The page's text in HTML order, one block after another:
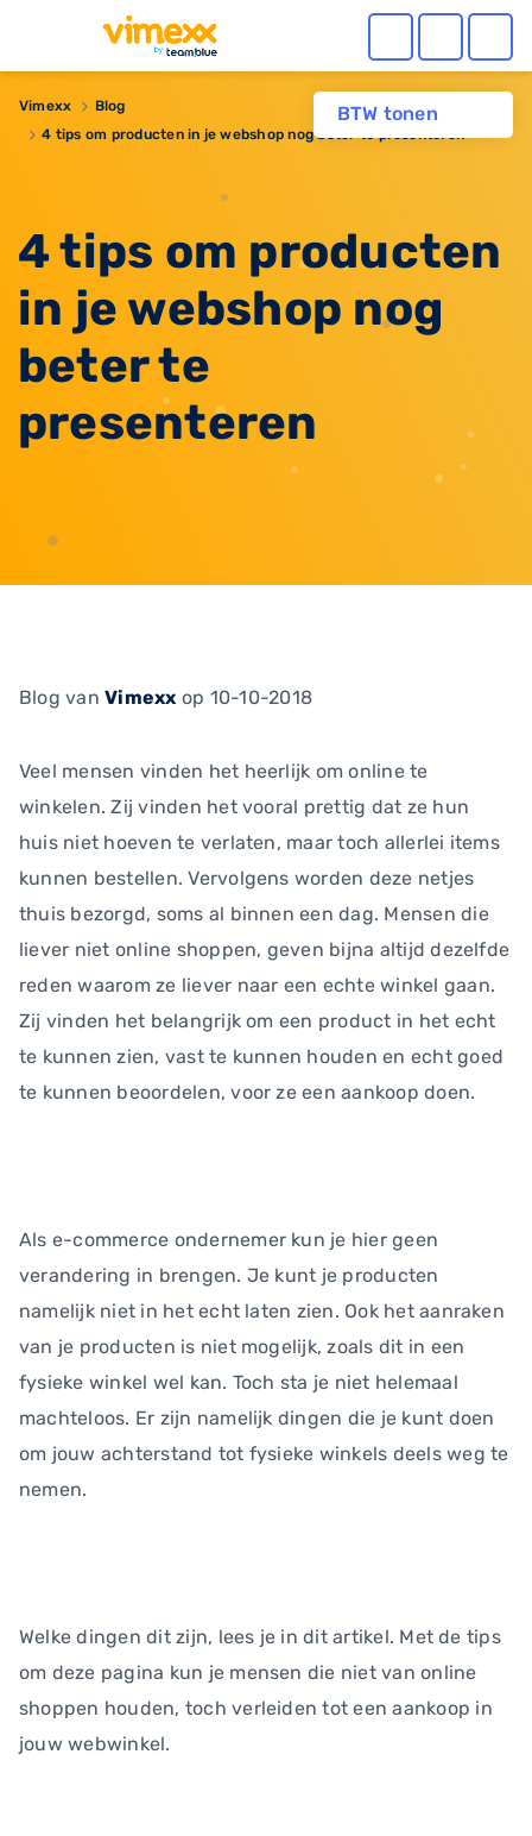
BTW tonen
Vimexx
Blog
4 tips om producten in je webshop nog beter te presenteren
4 tips om producten
in je webshop nog
beter te
presenteren
Blog vanVimexx op 10-10-2018
Veel mensen vinden het heerlijk om online te
winkelen. Zij vinden het vooral prettig dat ze hun
huis niet hoeven te verlaten, maar toch allerlei items
kunnen bestellen. Vervolgens worden deze netjes
thuis bezorgd, soms al binnen een dag. Mensen die
liever niet online shoppen, geven bijna altijd dezelfde
reden waarom ze liever naar een echte winkel gaan.
Zij vinden het belangrijk om een product in het echt
te kunnen zien, vast te kunnen houden en echt goed
te kunnen beoordelen, voor ze een aankoop doen.
Als e-commerce ondernemer kun je hier geen
verandering in brengen. Je kunt je producten
namelijk niet in het echt laten zien. Ook het aanraken
van je producten is niet mogelijk, zoals dit in een
fysieke winkel wel kan. Toch sta je niet helemaal
machteloos. Er zijn namelijk dingen die je kunt doen
om jouw achterstand tot fysieke winkels deels weg te
nemen.
Welke dingen dit zijn, lees je in dit artikel. Met de tips
om deze pagina kun je mensen die niet van online
shoppen houden, toch verleiden tot een aankoop in
jouw webwinkel.